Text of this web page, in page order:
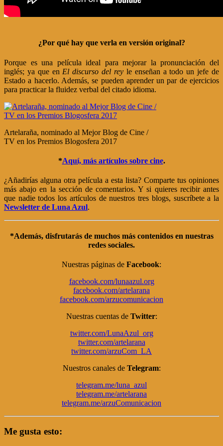
¿Por qué hay que verla en versión original?
Porque es una película ideal para mejorar la pronunciación del
inglés; ya que en El discurso del rey le enseñan a todo un jefe de
Estado a hacerlo. Además, se pueden aprender un par de ejercicios
para practicar la fluidez verbal del citado idioma.
Artelaraña, nominado al Mejor Blog de Cine /
TV en los Premios Blogosfera 2017
*Aquí, más artículos sobre cine.
¿Añadirías alguna otra película a esta lista? Comparte tus opiniones
más abajo en la sección de comentarios. Y si quieres recibir antes
que nadie todos los artículos de nuestros tres blogs, suscríbete a la
Newsletter de Luna Azul.
*Además, disfrutarás de muchos más contenidos en nuestras
redes sociales.
Nuestras páginas de Facebook:
facebook.com/lunaazul.org
facebook.com/artelarana
facebook.com/arzucomunicacion
Nuestras cuentas de Twitter:
twitter.com/LunaAzul_org
twitter.com/artelarana
twitter.com/arzuCom_LA
Nuestros canales de Telegram:
telegram.me/luna_azul
telegram.me/artelarana
telegram.me/arzuComunicacion
Me gusta esto: